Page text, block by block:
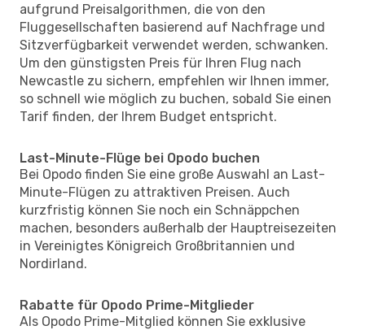
aufgrund Preisalgorithmen, die von den
Fluggesellschaften basierend auf Nachfrage und
Sitzverfügbarkeit verwendet werden, schwanken.
Um den günstigsten Preis für Ihren Flug nach
Newcastle zu sichern, empfehlen wir Ihnen immer,
so schnell wie möglich zu buchen, sobald Sie einen
Tarif finden, der Ihrem Budget entspricht.
Last-Minute-Flüge bei Opodo buchen
Bei Opodo finden Sie eine große Auswahl an Last-
Minute-Flügen zu attraktiven Preisen. Auch
kurzfristig können Sie noch ein Schnäppchen
machen, besonders außerhalb der Hauptreisezeiten
in Vereinigtes Königreich Großbritannien und
Nordirland.
Rabatte für Opodo Prime-Mitglieder
Als Opodo Prime-Mitglied können Sie exklusive